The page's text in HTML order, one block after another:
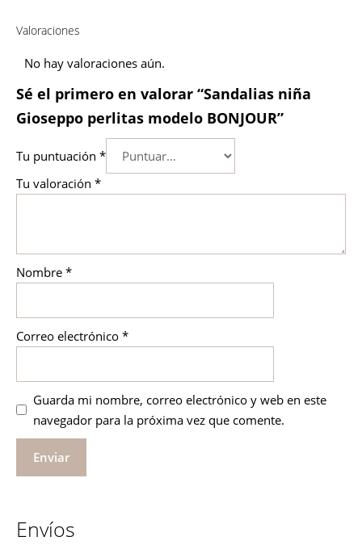
Valoraciones
No hay valoraciones aún.
Sé el primero en valorar “Sandalias niña
Gioseppo perlitas modelo BONJOUR”
Tu puntuación *
Tu valoración *
Nombre *
Correo electrónico *
Guarda mi nombre, correo electrónico y web en este
navegador para la próxima vez que comente.
Envíos